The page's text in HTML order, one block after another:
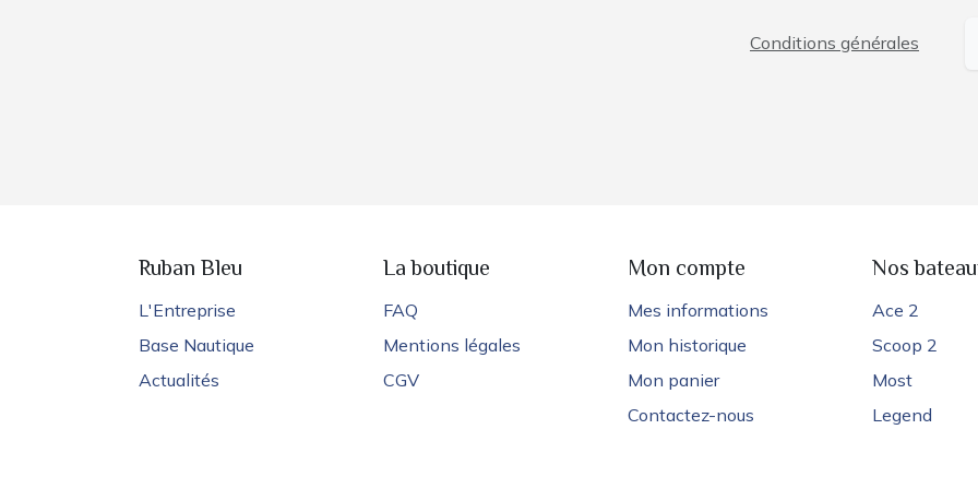
Conditions générales
Ruban Bleu
L'Entreprise
Base Nautique
Actualités
La boutique
FAQ
Mentions légales
CGV
Mon compte
Mes informations
Mon historique
Mon panier
Contactez-nous
Nos
Ace 2
Scoop 2
Most
Legend